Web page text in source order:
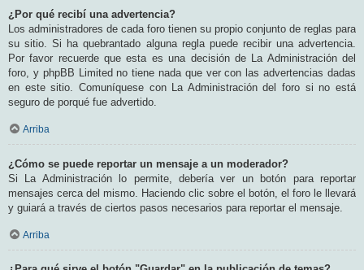
¿Por qué recibí una advertencia?
Los administradores de cada foro tienen su propio conjunto de reglas para
su sitio. Si ha quebrantado alguna regla puede recibir una advertencia.
Por favor recuerde que esta es una decisión de La Administración del
foro, y phpBB Limited no tiene nada que ver con las advertencias dadas
en este sitio. Comuníquese con La Administración del foro si no está
seguro de porqué fue advertido.
Arriba
¿Cómo se puede reportar un mensaje a un moderador?
Si La Administración lo permite, debería ver un botón para reportar
mensajes cerca del mismo. Haciendo clic sobre el botón, el foro le llevará
y guiará a través de ciertos pasos necesarios para reportar el mensaje.
Arriba